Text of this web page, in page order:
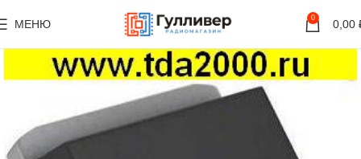
МЕНЮ 0 0,00